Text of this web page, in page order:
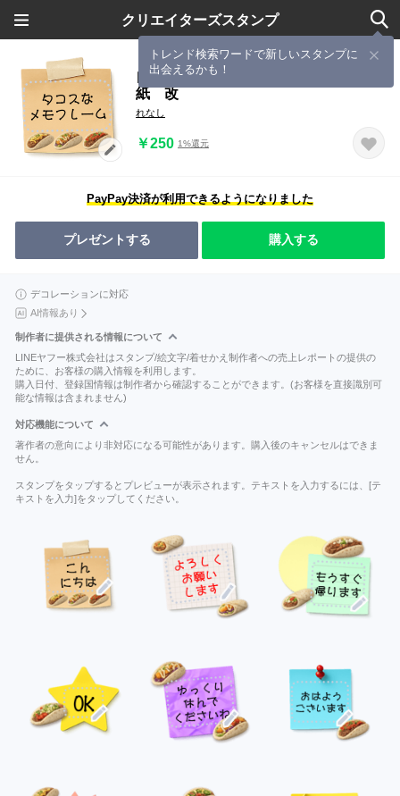
クリエイターズスタンプ
トレンド検索ワードで新しいスタンプに
出会えるかも！
自由にテキスト入力⭐タコスなメモ用
紙 改
れなし
￥250 1%還元
PayPay決済が利用できるようになりました
プレゼントする 購入する
デコレーションに対応
AI情報あり
制作者に提供される情報について
LINEヤフー株式会社はスタンプ/絵文字/着せかえ制作者への売上レポートの提供の
ために、お客様の購入情報を利用します。
購入日付、登録国情報は制作者から確認することができます。(お客様を直接識別可
能な情報は含まれません)
対応機能について
著作者の意向により非対応になる可能性があります。購入後のキャンセルはできま
せん。
スタンプをタップするとプレビューが表示されます。テキストを入力するには、[テ
キストを入力]をタップしてください。